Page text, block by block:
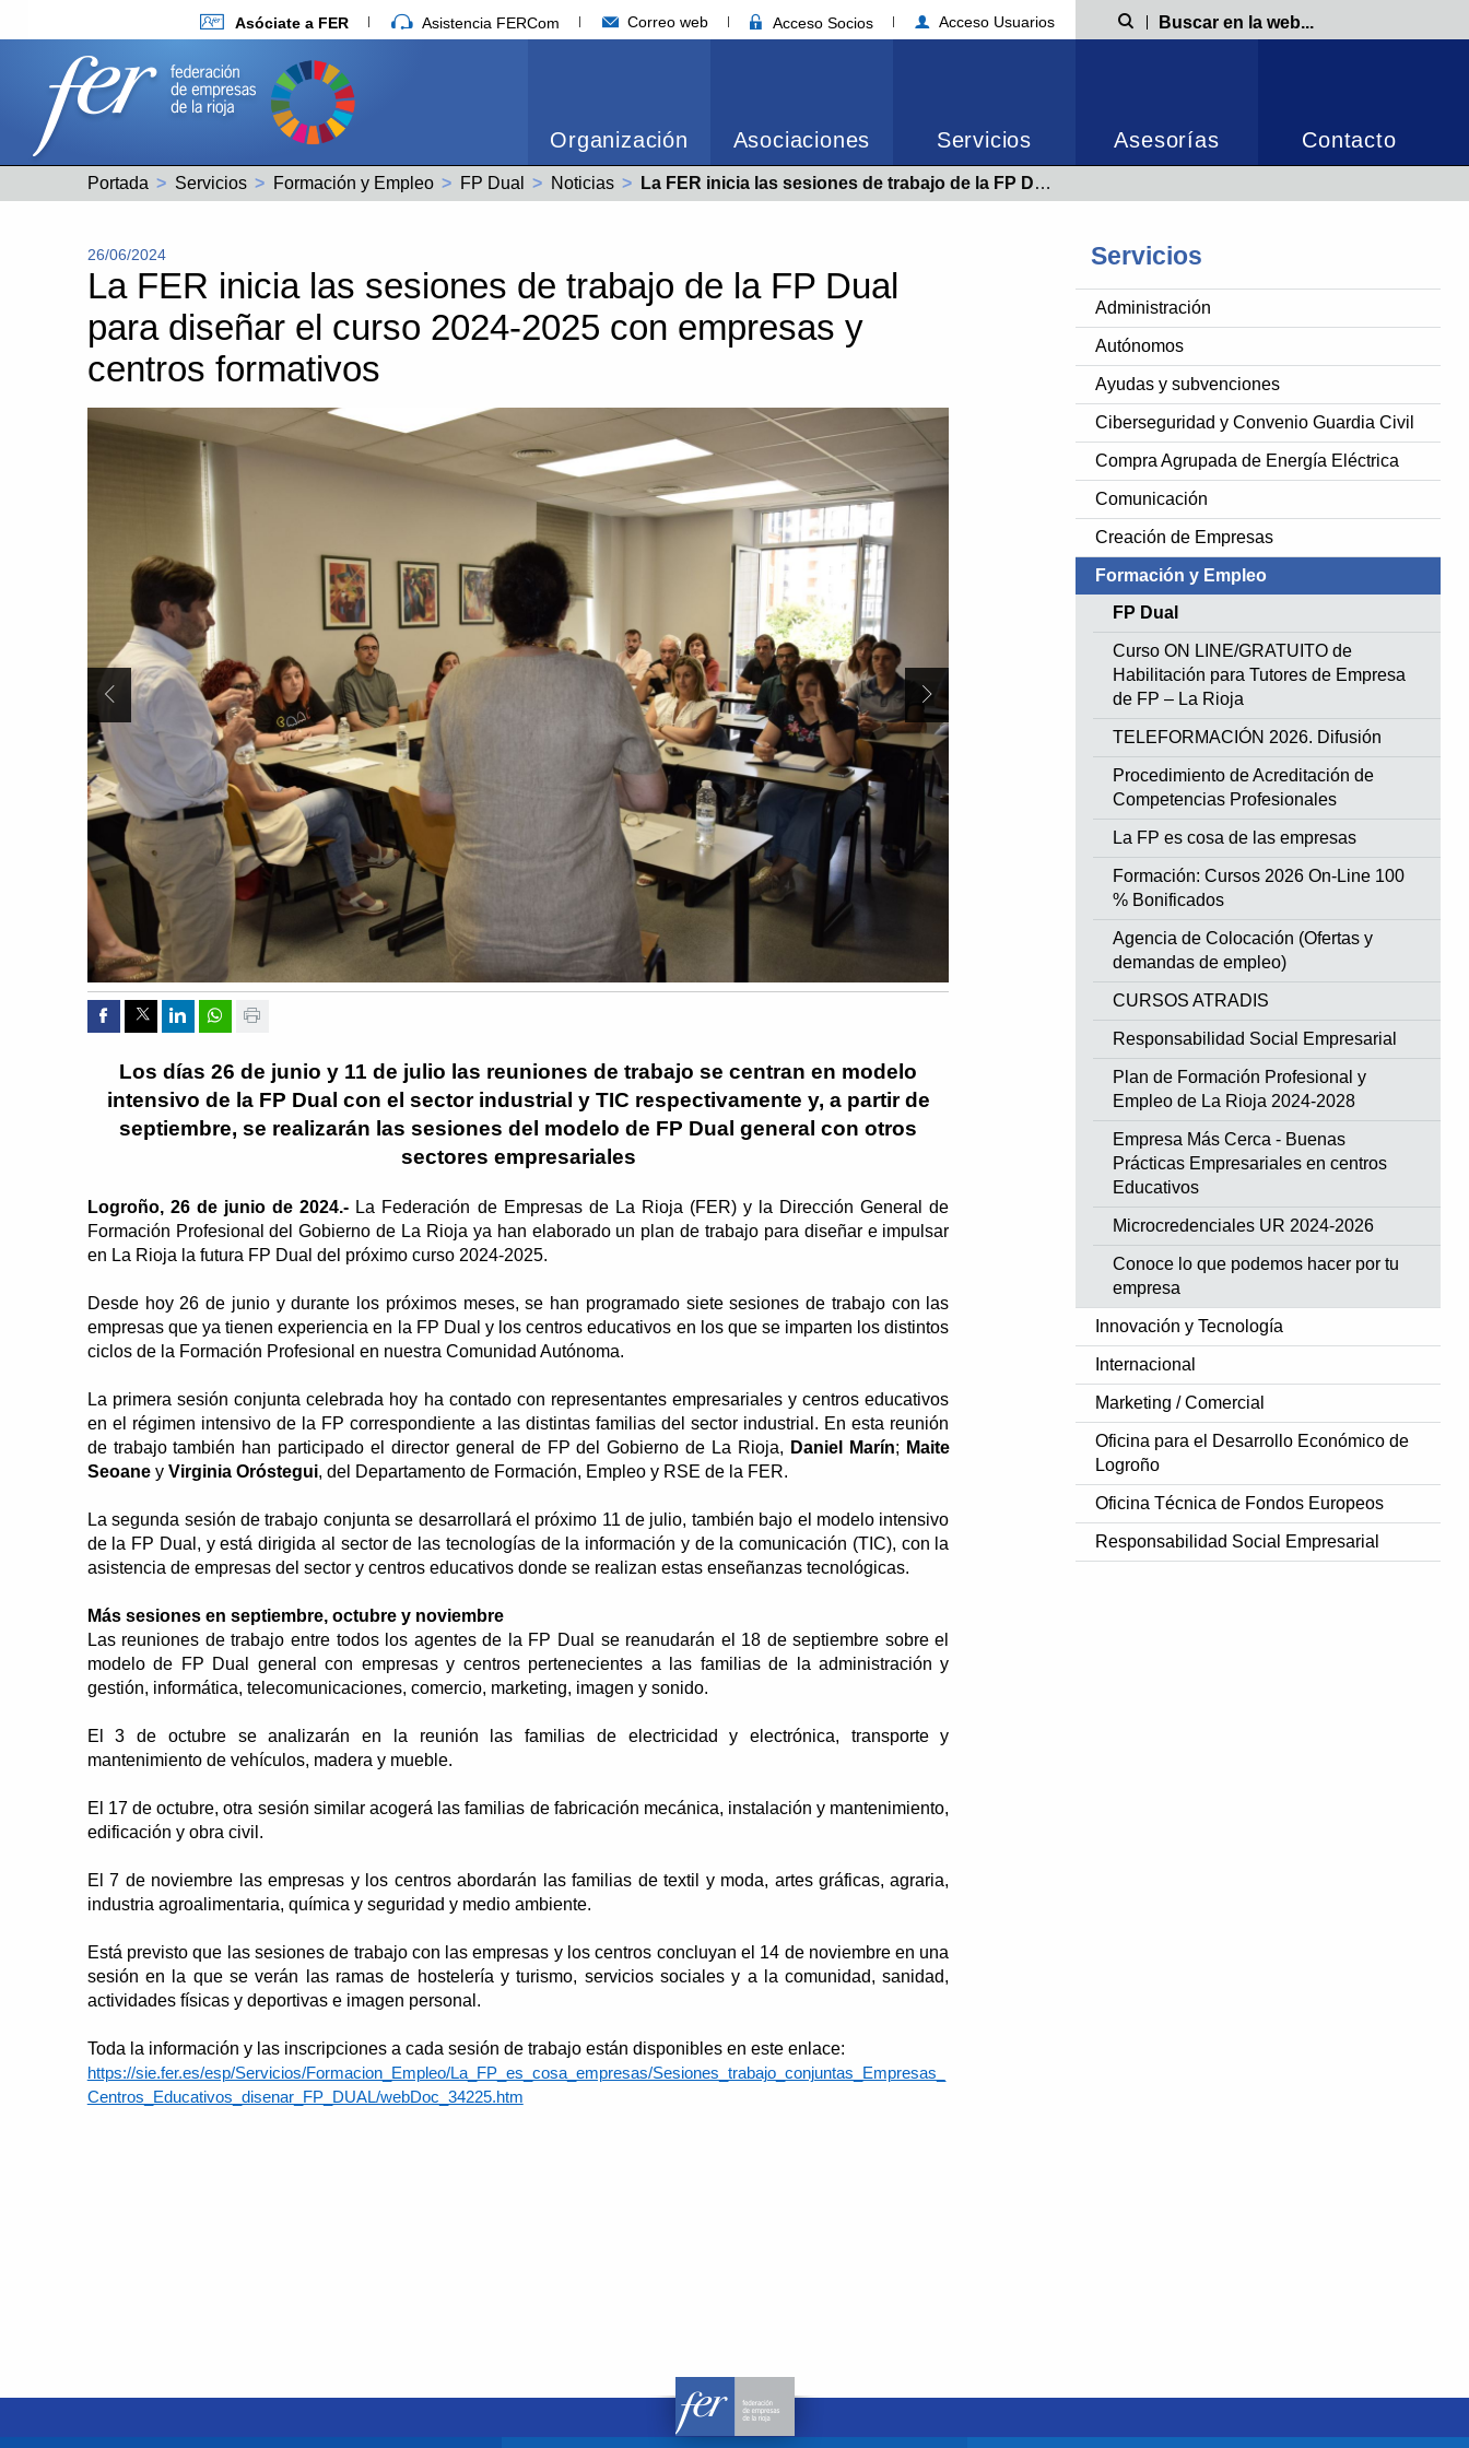
Asóciate a FER Asistencia FERCom Correo web Acceso Socios Acceso Usuarios Búsqueda
Organización Asociaciones Servicios Asesorías Contacto
Portada Servicios Formación y Empleo FP Dual Noticias Actual:
La FER inicia las sesiones de trabajo de la FP Dual para diseñar el curso 2024-2025 con empresas y centros formativos
Servicios
Administración
Autónomos
Ayudas y subvenciones
Ciberseguridad y Convenio Guardia Civil
Compra Agrupada de Energía Eléctrica
Comunicación
Creación de Empresas
Formación y Empleo
FP Dual
Curso ON LINE/GRATUITO de
Habilitación para Tutores de Empresa
de FP – La Rioja
TELEFORMACIÓN 2026. Difusión
Procedimiento de Acreditación de
Competencias Profesionales
La FP es cosa de las empresas
Formación: Cursos 2026 On-Line 100
% Bonificados
Agencia de Colocación (Ofertas y
demandas de empleo)
CURSOS ATRADIS
Responsabilidad Social Empresarial
Plan de Formación Profesional y
Empleo de La Rioja 2024-2028
Empresa Más Cerca - Buenas
Prácticas Empresariales en centros
Educativos
Microcredenciales UR 2024-2026
Conoce lo que podemos hacer por tu
empresa
Innovación y Tecnología
Internacional
Marketing / Comercial
Oficina para el Desarrollo Económico de
Logroño
Oficina Técnica de Fondos Europeos
Responsabilidad Social Empresarial
26/06/2024
La FER inicia las sesiones de trabajo de la FP Dual
para diseñar el curso 2024-2025 con empresas y
centros formativos
Anterior Slide Siguiente Slide
Compartir por Facebook
Compartir por Twitter
Compartir por Linkedin
Compartir por whatsapp
Los días 26 de junio y 11 de julio las reuniones de trabajo se centran en modelo
intensivo de la FP Dual con el sector industrial y TIC respectivamente y, a partir de
septiembre, se realizarán las sesiones del modelo de FP Dual general con otros
sectores empresariales
Logroño, 26 de junio de 2024.- La Federación de Empresas de La Rioja (FER) y la Dirección General de
Formación Profesional del Gobierno de La Rioja ya han elaborado un plan de trabajo para diseñar e impulsar
en La Rioja la futura FP Dual del próximo curso 2024-2025.
Desde hoy 26 de junio y durante los próximos meses, se han programado siete sesiones de trabajo con las
empresas que ya tienen experiencia en la FP Dual y los centros educativos en los que se imparten los distintos
ciclos de la Formación Profesional en nuestra Comunidad Autónoma.
La primera sesión conjunta celebrada hoy ha contado con representantes empresariales y centros educativos
en el régimen intensivo de la FP correspondiente a las distintas familias del sector industrial. En esta reunión
de trabajo también han participado el director general de FP del Gobierno de La Rioja, Daniel Marín; Maite
Seoaney Virginia Oróstegui, del Departamento de Formación, Empleo y RSE de la FER.
La segunda sesión de trabajo conjunta se desarrollará el próximo 11 de julio, también bajo el modelo intensivo
de la FP Dual, y está dirigida al sector de las tecnologías de la información y de la comunicación (TIC), con la
asistencia de empresas del sector y centros educativos donde se realizan estas enseñanzas tecnológicas.
Más sesiones en septiembre, octubre y noviembre
Las reuniones de trabajo entre todos los agentes de la FP Dual se reanudarán el 18 de septiembre sobre el
modelo de FP Dual general con empresas y centros pertenecientes a las familias de la administración y
gestión, informática, telecomunicaciones, comercio, marketing, imagen y sonido.
El 3 de octubre se analizarán en la reunión las familias de electricidad y electrónica, transporte y
mantenimiento de vehículos, madera y mueble.
El 17 de octubre, otra sesión similar acogerá las familias de fabricación mecánica, instalación y mantenimiento,
edificación y obra civil.
El 7 de noviembre las empresas y los centros abordarán las familias de textil y moda, artes gráficas, agraria,
industria agroalimentaria, química y seguridad y medio ambiente.
Está previsto que las sesiones de trabajo con las empresas y los centros concluyan el 14 de noviembre en una
sesión en la que se verán las ramas de hostelería y turismo, servicios sociales y a la comunidad, sanidad,
actividades físicas y deportivas e imagen personal.
Toda la información y las inscripciones a cada sesión de trabajo están disponibles en este enlace:
https://sie.fer.es/esp/Servicios/Formacion_Empleo/La_FP_es_cosa_empresas/Sesiones_trabajo_conjuntas_Empresas_
Centros_Educativos_disenar_FP_DUAL/webDoc_34225.htm